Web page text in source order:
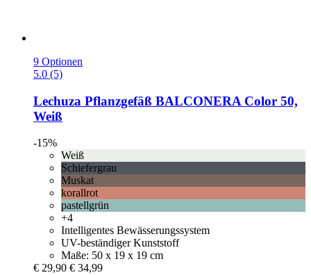
9 Optionen
5.0 (5)
Lechuza Pflanzgefäß BALCONERA Color 50,
Weiß
-15%
Weiß
Schiefergrau
Muskat
korallrot
pastellgrün
+4
Intelligentes Bewässerungssystem
UV-beständiger Kunststoff
Maße: 50 x 19 x 19 cm
€ 29,90 € 34,99